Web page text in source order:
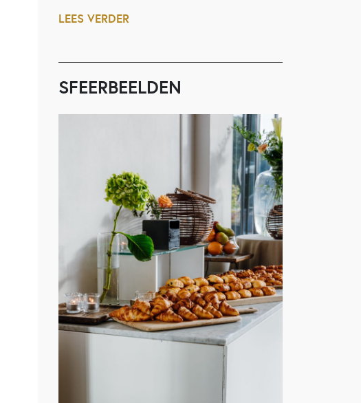
LEES VERDER
SFEERBEELDEN